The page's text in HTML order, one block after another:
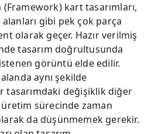
(Framework) kart tasarımları,
gibi pek çok parça
olarak geçer. Hazır verilmiş
tasarım doğrultusunda
görüntü elde edilir.
aynı şekilde
tasarımdaki değişiklik diğer
sürecinde zaman
da düşünmemek gerekir.